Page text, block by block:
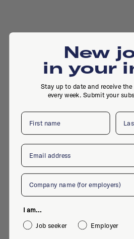
New
in your
Stay up to date and receive the
every week. Submit your
First name Last
Email
Company
I am...
Job seeker Employer